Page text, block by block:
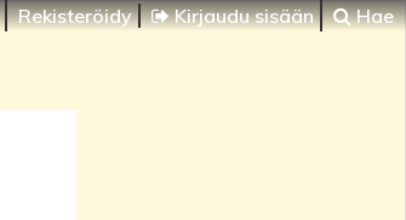
Rekisteröidy Kirjaudu sisään Hae